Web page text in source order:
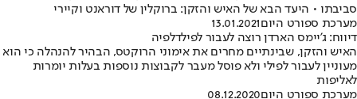
סביבתו • היעד הבא של האיש והזקן: ברוקלין של דוראנט וקיירי
מערכת ספורט היום13.01.2021
דיווח: ג'יימס הארדן רוצה לעבור לפילדלפיה
האיש והזקן, שבינתיים מחרים את אימוני הרוקטס, הבהיר להנהלה כי הוא
מעוניין לעבור לפילי ולא פוסל מעבר לקבוצות נוספות בעלות יומרות
לאליפות
מערכת ספורט היום08.12.2020